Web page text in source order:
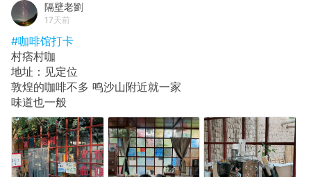
隔壁老劉
17天前
#咖啡馆打卡
村痞村咖
地址：见定位
敦煌的咖啡不多 鸣沙山附近就一家
味道也一般